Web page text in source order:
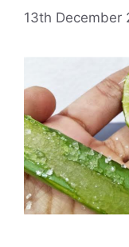
13th December